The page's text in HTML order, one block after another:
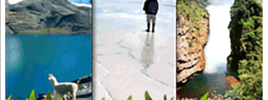
Roperos
Cartón
Accesorios para el Hogar
Adornos para el hogar
Colchones
Edredones